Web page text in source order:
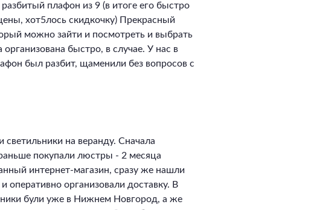
плафон из 9 (в итоге его быстро
хот5лось скидкочку) Прекрасный
можно зайти и посмотреть и выбрать
быстро, в случае. У нас в
был разбит, щаменили без вопросов с
светильники на веранду. Сначала
покупали люстры - 2 месяца
интернет-магазин, сразу же нашли
оперативно организовали доставку. В
були уже в Нижнем Новгород, а же